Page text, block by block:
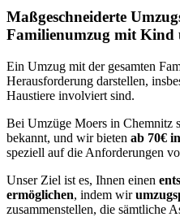
Maßgeschneiderte
Familienumzug mit Kind
Ein Umzug mit der gesamten
Herausforderung darstellen,
Haustiere involviert sind.
Bei Umzüge Moers in Chemnitz
bekannt, und wir bieten ab 70€
speziell auf die Anforderungen
Unser Ziel ist es, Ihnen einen
ermöglichen, indem wir
zusammenstellen, die sämtliche